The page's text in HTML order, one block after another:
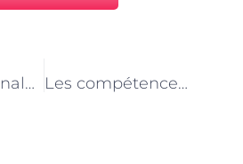
Les outils d’analyse de données les plus populaires à Paris Les compétences en visualisation de données pour les analystes business à Paris